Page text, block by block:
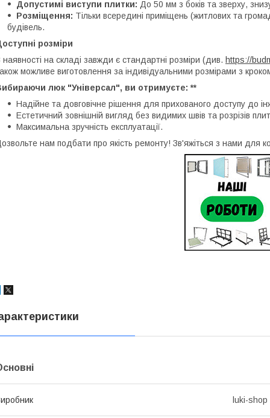
Допустимі виступи плитки: До 50 мм з боків та зверху,
Розміщення: Тільки всередині приміщень (житлових та
будівель.
розміри
наявності на складі завжди є стандартні розміри (див. https://
можливе виготовлення за індивідуальними розмірами з
люк "Універсал", ви отримуєте: **
Надійне та довговічне рішення для прихованого доступу до
Естетичний зовнішній вигляд без видимих швів та розрізів
Максимальна зручність експлуатації.
нам подбати про якість ремонту! Зв'яжіться з нами для
luki-shop